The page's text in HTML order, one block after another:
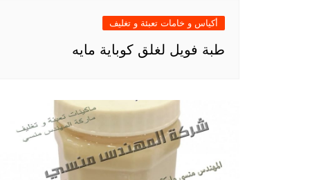
أكياس و خامات تعبئة و تغليف
طبة فويل لغلق كوباية مايه